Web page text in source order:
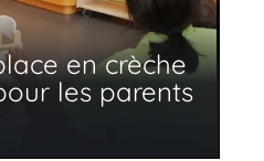
en crèche
les parents